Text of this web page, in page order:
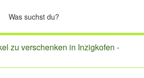
zu verschenken in Inzigkofen -